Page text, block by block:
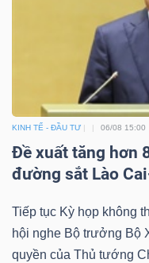
KINH TẾ - ĐẦU TƯ 06/08 15:00
Đề xuất tăng hơn
đường sắt Lào
Tiếp tục Kỳ họp không
hội nghe Bộ trưởng Bộ
quyền của Thủ tướng